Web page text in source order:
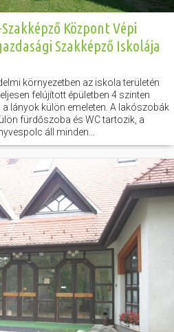
Központ Vépi
Szakképző Iskolája
környezetben az iskola területén
felújított épületben 4 szinten
a lányok külön emeleten. A lakószobák
fürdőszoba és WC tartozik, a
áll minden...